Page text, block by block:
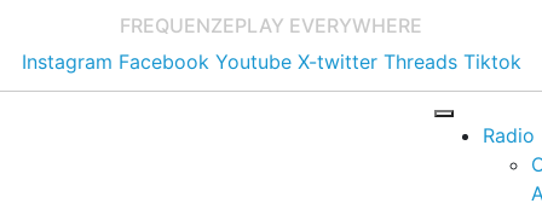
FREQUENZEPLAY EVERYWHERE
Instagram Facebook Youtube X-twitter Threads Tiktok
Radio